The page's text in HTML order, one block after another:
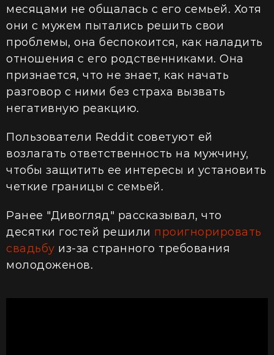
месяцами не общалась с его семьей. Хотя
они с мужем пытались решить свои
проблемы, она беспокоится, как наладить
отношения с его родственниками. Она
признается, что не знает, как начать
разговор с ними без страха вызвать
негативную реакцию.
Пользователи Reddit советуют ей
возлагать ответственность на мужчину,
чтобы защитить ее интересы и установить
четкие границы с семьей.
Ранее "Дивогляд" рассказывал, что
десятки гостей решили проигнорировать
свадьбу из-за странного требования
молодоженов.